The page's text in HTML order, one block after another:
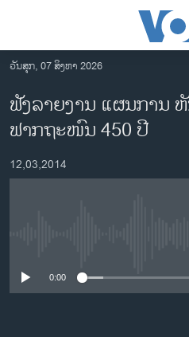
ເຂົ້າ
ຫາ
ຂ້າມ
ຂ້າມ
ໄປ
ລາວ
ອາເມຣິກາ
ການເລືອກຕັ້ງ ປະທານາທີບໍດີ ສະຫະລັ
ອິດສະຫຼະພາບດ້ານການຂ່າວ
ວັນສຸກ, 07 ສິງຫາ 2026
ຟັງລາຍງານ ແຜນການ
ຟາກຖະໜົນ 450 ປີ
12,03,2014
0:00